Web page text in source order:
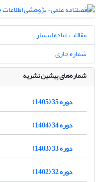
مقالات آماده انتشار
شماره جاری
شماره‌های پیشین نشریه
دوره 35 (1405)
دوره 34 (1404)
دوره 33 (1403)
دوره 32 (1402)